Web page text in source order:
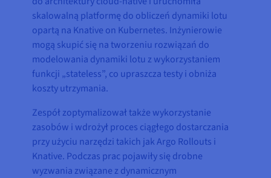
skalowalną platformę do obliczeń dynamiki lotu
opartą na Knative on Kubernetes. Inżynierowie
mogą skupić się na tworzeniu rozwiązań do
modelowania dynamiki lotu z wykorzystaniem
funkcji „stateless”, co upraszcza testy i obniża
koszty utrzymania.
Zespół zoptymalizował także wykorzystanie
zasobów i wdrożył proces ciągłego dostarczania
przy użyciu narzędzi takich jak Argo Rollouts i
Knative. Podczas prac pojawiły się drobne
wyzwania związane z dynamicznym